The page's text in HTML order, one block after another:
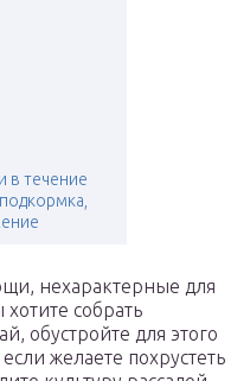
в течение
нехарактерные для
собрать
обустройте для этого
желаете похрустеть